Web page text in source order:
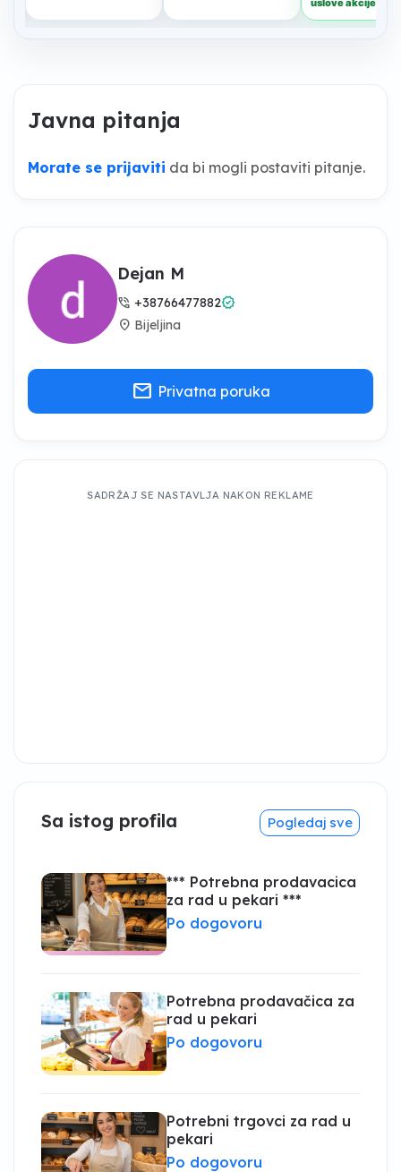
Javna pitanja
Morate se prijaviti da bi mogli postaviti pitanje.
Dejan M
phone_in_talk +38766477882verified
location_on Bijeljina
mail Privatna poruka
SADRŽAJ SE NASTAVLJA NAKON REKLAME
Sa istog profila Pogledaj sve
*** Potrebna prodavacica
za rad u pekari ***
Po dogovoru
Potrebna prodavačica za
rad u pekari
Po dogovoru
Potrebni trgovci za rad u
pekari
Po dogovoru